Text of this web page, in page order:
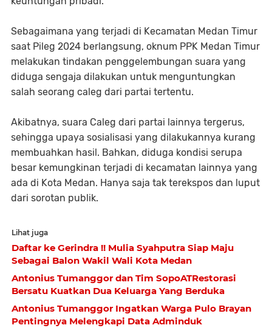
Sebagaimana yang terjadi di Kecamatan Medan Timur
saat Pileg 2024 berlangsung, oknum PPK Medan Timur
melakukan tindakan penggelembungan suara yang
diduga sengaja dilakukan untuk menguntungkan
salah seorang caleg dari partai tertentu.
Akibatnya, suara Caleg dari partai lainnya tergerus,
sehingga upaya sosialisasi yang dilakukannya kurang
membuahkan hasil. Bahkan, diduga kondisi serupa
besar kemungkinan terjadi di kecamatan lainnya yang
ada di Kota Medan. Hanya saja tak terekspos dan luput
dari sorotan publik.
Lihat juga
Daftar ke Gerindra !! Mulia Syahputra Siap Maju
Sebagai Balon Wakil Wali Kota Medan
Antonius Tumanggor dan Tim SopoATRestorasi
Bersatu Kuatkan Dua Keluarga Yang Berduka
Antonius Tumanggor Ingatkan Warga Pulo Brayan
Pentingnya Melengkapi Data Adminduk